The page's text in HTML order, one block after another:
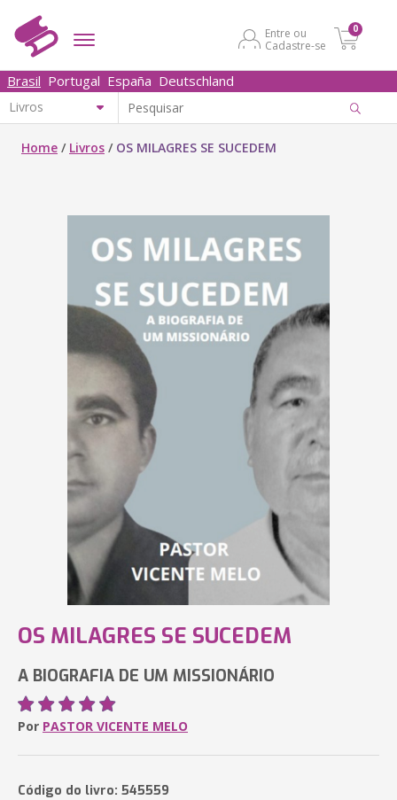
Entre ou
Cadastre-se
0
Brasil Portugal España Deutschland
Home / Livros / OS MILAGRES SE SUCEDEM
OS MILAGRES SE SUCEDEM
A BIOGRAFIA DE UM MISSIONÁRIO
Por PASTOR VICENTE MELO
Código do livro: 545559